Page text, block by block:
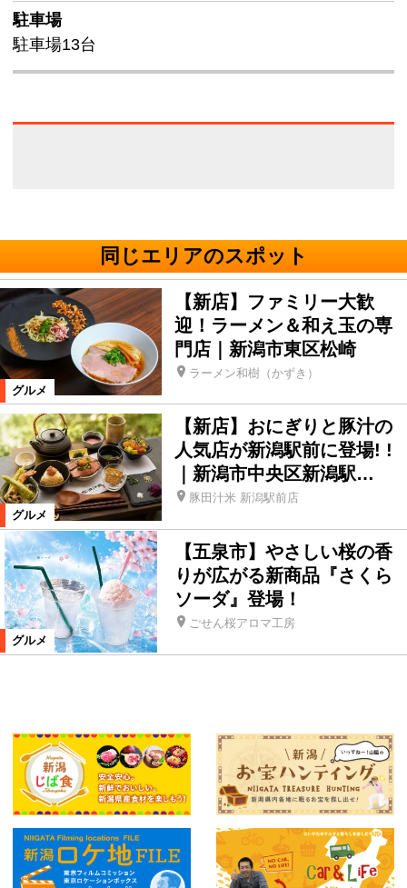
駐車場
駐車場13台
同じエリアのスポット
グルメ
【新店】ファミリー大歓
迎！ラーメン＆和え玉の専
門店｜新潟市東区松崎
ラーメン和樹（かずき）
グルメ
【新店】おにぎりと豚汁の
人気店が新潟駅前に登場! !
｜新潟市中央区新潟駅…
豚田汁米 新潟駅前店
グルメ
【五泉市】やさしい桜の香
りが広がる新商品『さくら
ソーダ』登場！
ごせん桜アロマ工房